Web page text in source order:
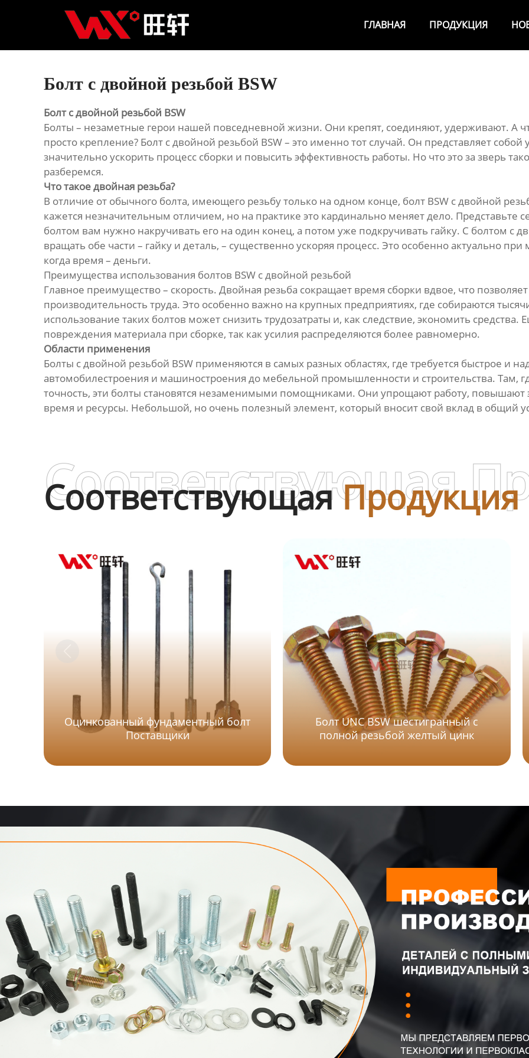
ГЛАВНАЯ ПРОДУКЦИЯ
Болт с двойной резьбой BSW
Болт с двойной резьбой BSW
Болты – незаметные герои нашей повседневной жизни. Они крепят, соединяют, удерживают. А
просто крепление? Болт с двойной резьбой BSW – это именно тот случай. Он представляет
значительно ускорить процесс сборки и повысить эффективность работы. Но что это за зверь
разберемся.
Что такое двойная резьба?
В отличие от обычного болта, имеющего резьбу только на одном конце, болт BSW с двойной
кажется незначительным отличием, но на практике это кардинально меняет дело. Представьте
болтом вам нужно накручивать его на один конец, а потом уже подкручивать гайку. С болтом
вращать обе части – гайку и деталь, – существенно ускоряя процесс. Это особенно актуально
когда время – деньги.
Преимущества использования болтов BSW с двойной резьбой
Главное преимущество – скорость. Двойная резьба сокращает время сборки вдвое, что
производительность труда. Это особенно важно на крупных предприятиях, где собираются
использование таких болтов может снизить трудозатраты и, как следствие, экономить
повреждения материала при сборке, так как усилия распределяются более равномерно.
Области применения
Болты с двойной резьбой BSW применяются в самых разных областях, где требуется быстрое и
автомобилестроения и машиностроения до мебельной промышленности и строительства. Там,
точность, эти болты становятся незаменимыми помощниками. Они упрощают работу, повышают
время и ресурсы. Небольшой, но очень полезный элемент, который вносит свой вклад в общий
СоответствующаяПродукция
Соответствующая
Оцинкованный фундаментный болт
Поставщики
Болт UNC BSW шестигранный с
полной резьбой желтый цинк